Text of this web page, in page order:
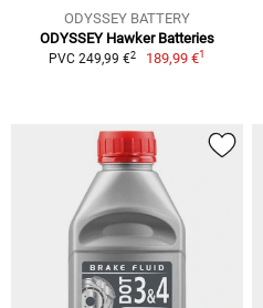
ODYSSEY BATTERY
ODYSSEY Hawker Batteries
PVC 249,99 €2 189,99 €1